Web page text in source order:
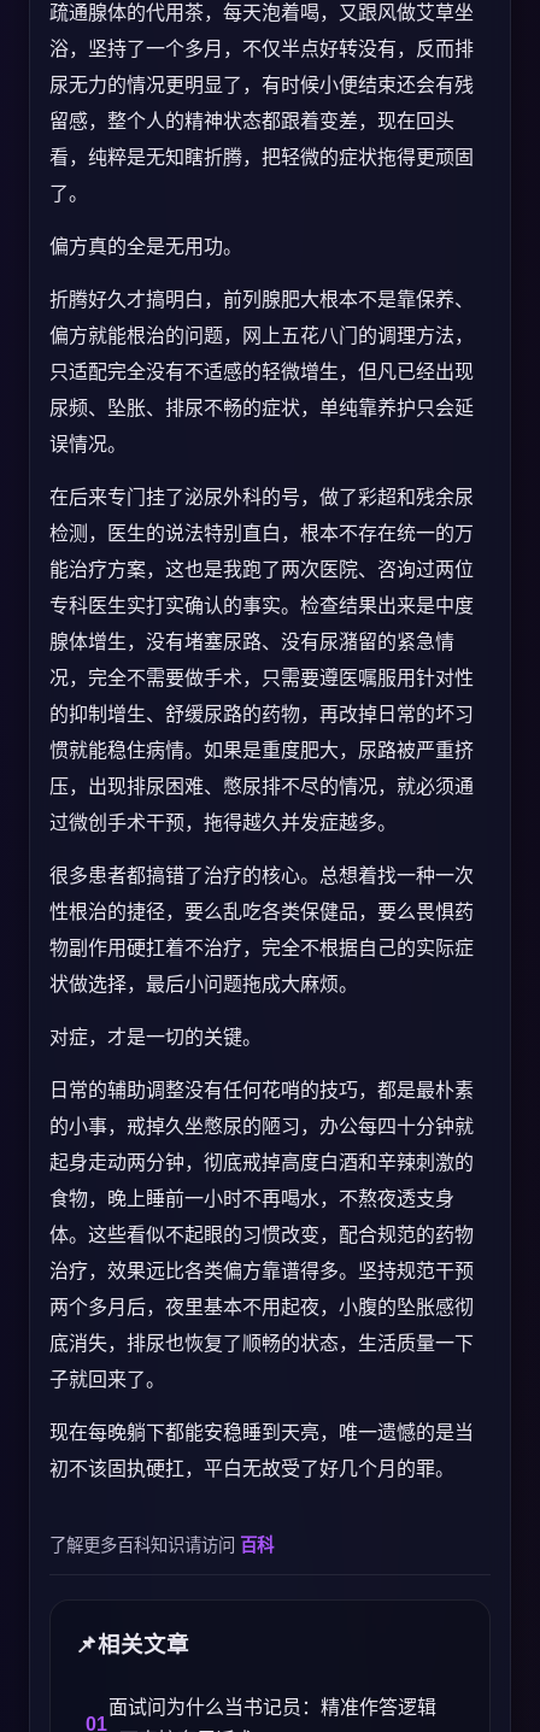
疏通腺体的代用茶，每天泡着喝，又跟风做艾草坐
浴，坚持了一个多月，不仅半点好转没有，反而排
尿无力的情况更明显了，有时候小便结束还会有残
留感，整个人的精神状态都跟着变差，现在回头
看，纯粹是无知瞎折腾，把轻微的症状拖得更顽固
了。
偏方真的全是无用功。
折腾好久才搞明白，前列腺肥大根本不是靠保养、
偏方就能根治的问题，网上五花八门的调理方法，
只适配完全没有不适感的轻微增生，但凡已经出现
尿频、坠胀、排尿不畅的症状，单纯靠养护只会延
误情况。
在后来专门挂了泌尿外科的号，做了彩超和残余尿
检测，医生的说法特别直白，根本不存在统一的万
能治疗方案，这也是我跑了两次医院、咨询过两位
专科医生实打实确认的事实。检查结果出来是中度
腺体增生，没有堵塞尿路、没有尿潴留的紧急情
况，完全不需要做手术，只需要遵医嘱服用针对性
的抑制增生、舒缓尿路的药物，再改掉日常的坏习
惯就能稳住病情。如果是重度肥大，尿路被严重挤
压，出现排尿困难、憋尿排不尽的情况，就必须通
过微创手术干预，拖得越久并发症越多。
很多患者都搞错了治疗的核心。总想着找一种一次
性根治的捷径，要么乱吃各类保健品，要么畏惧药
物副作用硬扛着不治疗，完全不根据自己的实际症
状做选择，最后小问题拖成大麻烦。
对症，才是一切的关键。
日常的辅助调整没有任何花哨的技巧，都是最朴素
的小事，戒掉久坐憋尿的陋习，办公每四十分钟就
起身走动两分钟，彻底戒掉高度白酒和辛辣刺激的
食物，晚上睡前一小时不再喝水，不熬夜透支身
体。这些看似不起眼的习惯改变，配合规范的药物
治疗，效果远比各类偏方靠谱得多。坚持规范干预
两个多月后，夜里基本不用起夜，小腹的坠胀感彻
底消失，排尿也恢复了顺畅的状态，生活质量一下
子就回来了。
现在每晚躺下都能安稳睡到天亮，唯一遗憾的是当
初不该固执硬扛，平白无故受了好几个月的罪。
了解更多百科知识请访问 百科
相关文章
面试问为什么当书记员：精准作答逻辑